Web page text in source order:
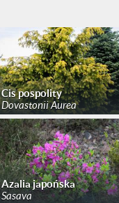
Cis pospolity
Dovastonii Aurea
Azalia japońska
Sasava